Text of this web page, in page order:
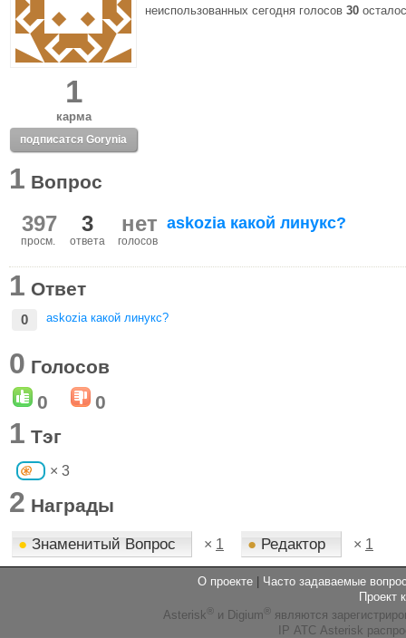
1
карма
подписатся Gorynia
неиспользованных сегодня голосов 30
1 Вопрос
нет
голосов
3
ответа
397
просм.
askozia какой линукс?
1 Ответ
0 askozia какой линукс?
0 Голосов
0
0
1 Тэг
× 3
2 Награды
● Знаменитый Вопрос × 1 ● Редактор × 1
О проекте
Часто задаваемые
Проект
Asterisk ® и Digium ® являются
IP АТС Asterisk